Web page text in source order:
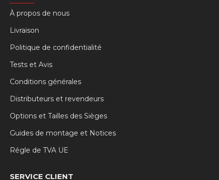
À propos de nous
Livraison
Politique de confidentialité
Tests et Avis
Conditions générales
Distributeurs et revendeurs
Options et Tailles des Sièges
Guides de montage et Notices
Régle de TVA UE
SERVICE CLIENT